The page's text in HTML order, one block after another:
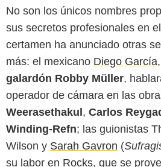
No son los únicos nombres
sus secretos profesionales en el
certamen ha anunciado otras
más: el mexicano Diego García
galardón Robby Müller,
operador de cámara en las
Weerasethakul, Carlos
Winding-Refn; las guionistas
Wilson y Sarah Gavron (
su labor en Rocks, que se